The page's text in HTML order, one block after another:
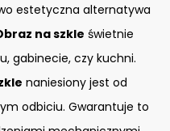
estetyczna alternatywa
na szkle świetnie
gabinecie, czy kuchni.
naniesiony jest od
odbiciu. Gwarantuje to